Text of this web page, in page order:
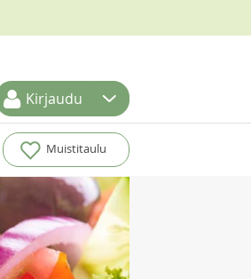
Kirjaudu
Muistitaulu